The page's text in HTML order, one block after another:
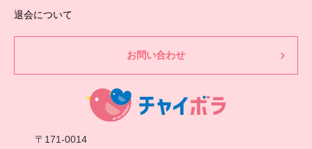
退会について
お問い合わせ
〒171-0014